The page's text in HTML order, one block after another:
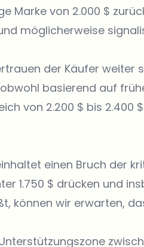
Marke von 2.000 $
möglicherweise
der Käufer weiter
basierend auf
von 2.200 $ bis 2.400
einen Bruch der
1.750 $ drücken und
können wir erwarten,